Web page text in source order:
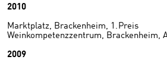
2010
Marktplatz, Brackenheim, 1. Preis
Weinkompetenzzentrum, Brackenheim,
2009